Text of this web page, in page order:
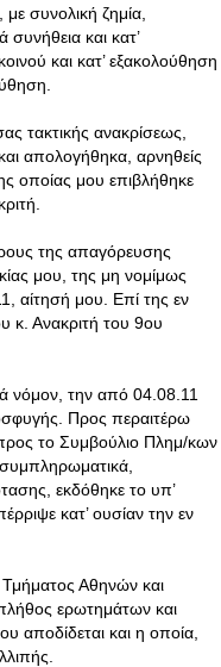
συνολική ζημία,
και κατ’
και κατ’ εξακολούθηση
τακτικής ανακρίσεως,
απολογήθηκα, αρνηθείς
οποίας μου επιβλήθηκε
της απαγόρευσης
μου, της μη νομίμως
αίτησή μου. Επί της εν
κ. Ανακριτή του 9ου
νόμον, την από 04.08.11
Προς περαιτέρω
το Συμβούλιο Πλημ/κων
εκδόθηκε το υπ’
κατ’ ουσίαν την εν
Τμήματος Αθηνών και
ερωτημάτων και
αποδίδεται και η οποία,